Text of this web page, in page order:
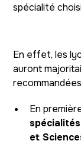
spécialité
En effet, les
auront
En
et